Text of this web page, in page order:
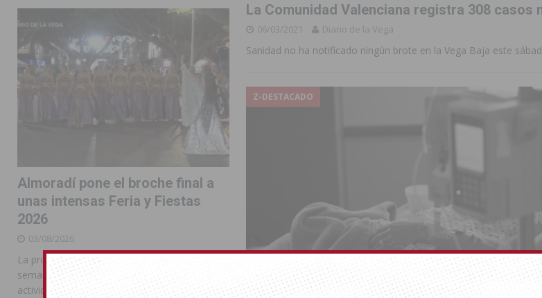
La Comunidad Valenciana registra 308 casos
06/03/2021 Diario de la Vega
Sanidad no ha notificado ningún brote en la Vega Baja este
Z-DESTACADO
Almoradí pone el broche final a
unas intensas Feria y Fiestas
2026
03/08/2026
La programación reunió durante más de una
semana actos institucionales, conciertos,
actividades familiares, competiciones